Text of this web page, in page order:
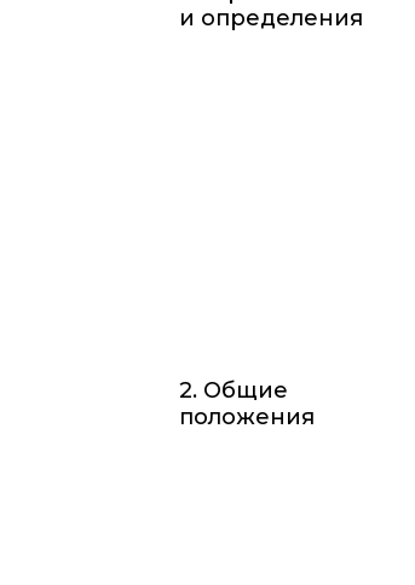
и определения
2. Общие
положения